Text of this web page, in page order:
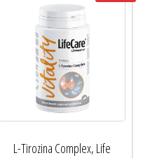
L-Tirozina Complex, Life